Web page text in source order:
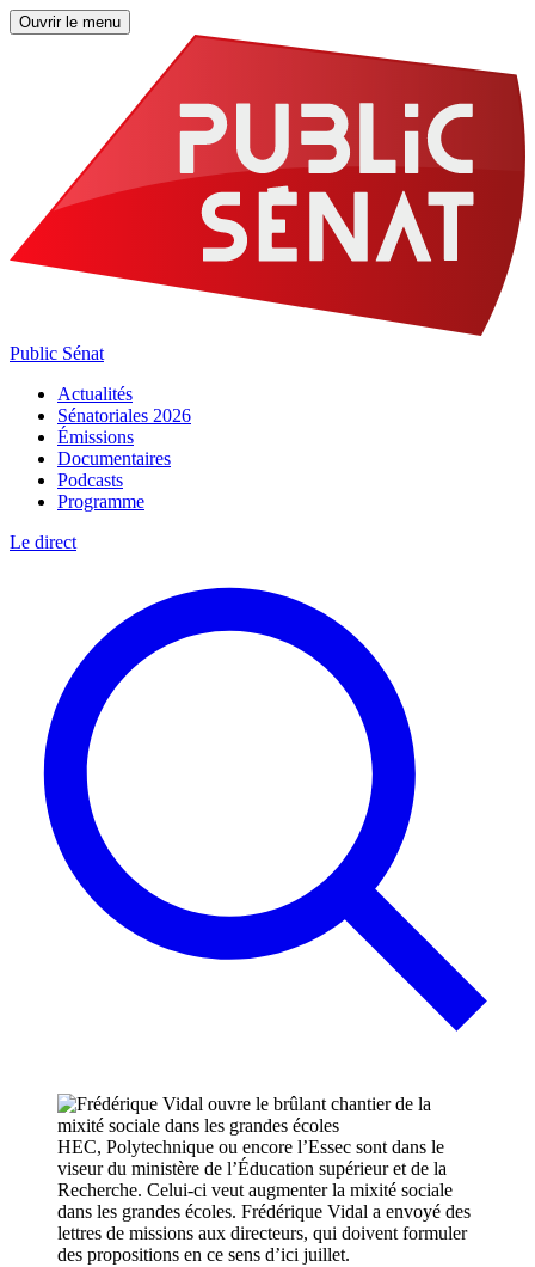
Ouvrir le menu
Public Sénat
Actualités
Sénatoriales 2026
Émissions
Documentaires
Podcasts
Programme
Le direct
HEC, Polytechnique ou encore l’Essec sont dans le
viseur du ministère de l’Éducation supérieur et de la
Recherche. Celui-ci veut augmenter la mixité sociale
dans les grandes écoles. Frédérique Vidal a envoyé des
lettres de missions aux directeurs, qui doivent formuler
des propositions en ce sens d’ici juillet.